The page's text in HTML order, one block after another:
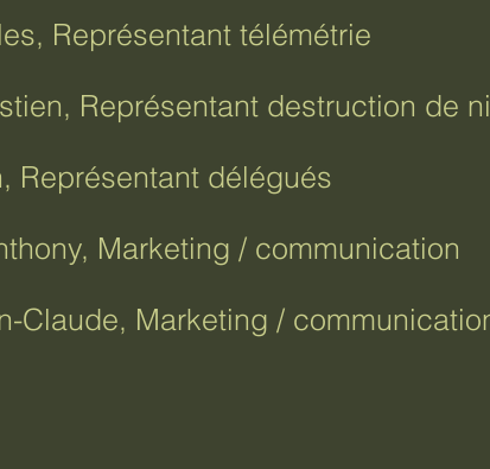
Représentant télémétrie
Représentant destruction de
Représentant délégués
Marketing / communication
Claude, Marketing /